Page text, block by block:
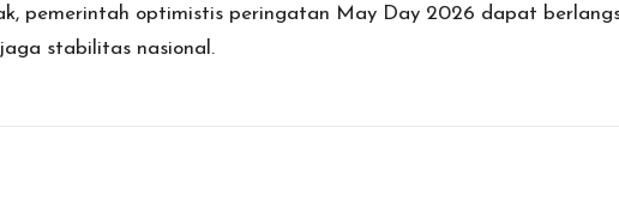
pemerintah optimistis peringatan May Day 2026 dapat
stabilitas nasional.